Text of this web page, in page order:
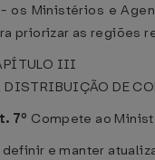
os Ministérios e
priorizar as regiões
III
DISTRIBUIÇÃO DE
7º Compete ao
e manter